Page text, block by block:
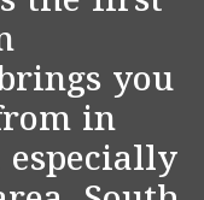
you
in
especially